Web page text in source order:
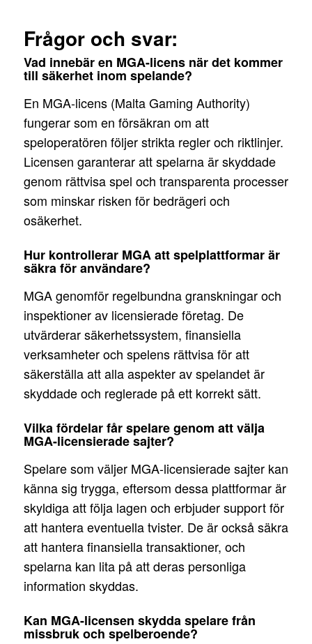
Frågor och svar:
Vad innebär en MGA-licens när det kommer
till säkerhet inom spelande?
En MGA-licens (Malta Gaming Authority)
fungerar som en försäkran om att
speloperatören följer strikta regler och riktlinjer.
Licensen garanterar att spelarna är skyddade
genom rättvisa spel och transparenta processer
som minskar risken för bedrägeri och
osäkerhet.
Hur kontrollerar MGA att spelplattformar är
säkra för användare?
MGA genomför regelbundna granskningar och
inspektioner av licensierade företag. De
utvärderar säkerhetssystem, finansiella
verksamheter och spelens rättvisa för att
säkerställa att alla aspekter av spelandet är
skyddade och reglerade på ett korrekt sätt.
Vilka fördelar får spelare genom att välja
MGA-licensierade sajter?
Spelare som väljer MGA-licensierade sajter kan
känna sig trygga, eftersom dessa plattformar är
skyldiga att följa lagen och erbjuder support för
att hantera eventuella tvister. De är också säkra
att hantera finansiella transaktioner, och
spelarna kan lita på att deras personliga
information skyddas.
Kan MGA-licensen skydda spelare från
missbruk och spelberoende?